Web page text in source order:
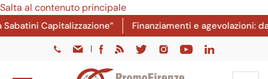
Salta al contenuto principale
Capitalizzazione” Finanziamenti e agevolazioni: dal
|